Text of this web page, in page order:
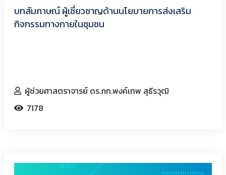
บทสัมภาษณ์ ผู้เชี่ยวชาญด้านนโยบายการส่งเสริม
กิจกรรมทางกายในชุมชน
ผู้ช่วยศาสตราจารย์ ดร.ภก.พงค์เทพ สุธีรวุฒิ
7178